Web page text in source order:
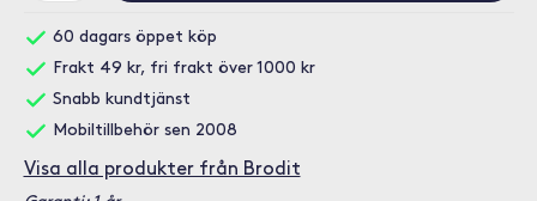
60 dagars öppet köp
Frakt 49 kr, fri frakt över 1000 kr
Snabb kundtjänst
Mobiltillbehör sen 2008
Visa alla produkter från Brodit